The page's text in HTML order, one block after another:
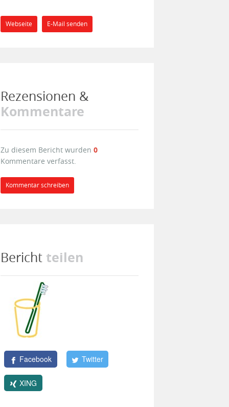
Webseite E-Mail senden
Rezensionen &
Kommentare
Zu diesem Bericht wurden 0
Kommentare verfasst.
Kommentar schreiben
Bericht teilen
Facebook Twitter
XING